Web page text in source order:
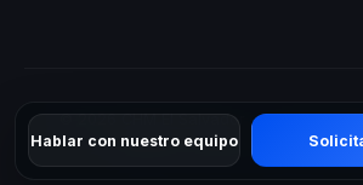
Hablar con nuestro equipo
© 2026 CHM El Salvador — Charlas
Salvador. Todos los derechos